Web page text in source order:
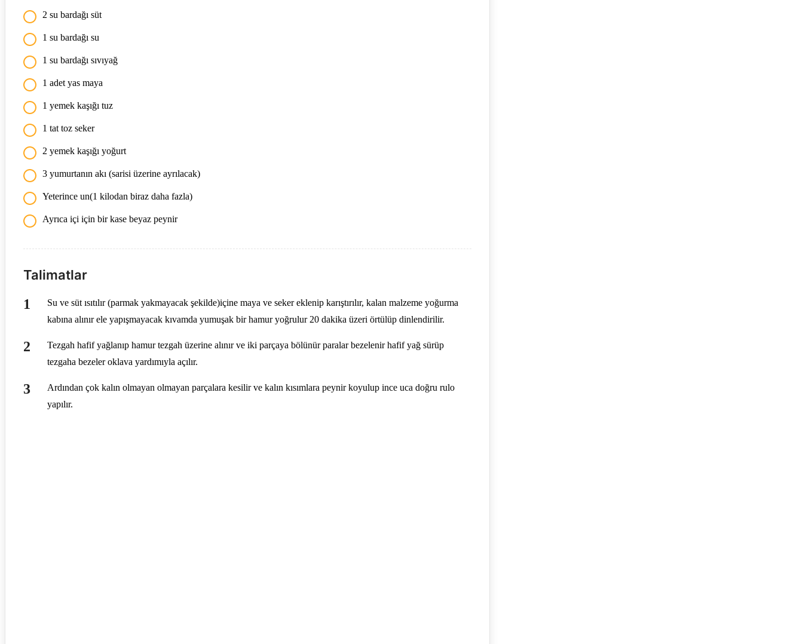
2 su bardağı süt
1 su bardağı su
1 su bardağı sıvıyağ
1 adet yas maya
1 yemek kaşığı tuz
1 tat toz seker
2 yemek kaşığı yoğurt
3 yumurtanın akı (sarisi üzerine ayrılacak)
Yeterince un(1 kilodan biraz daha fazla)
Ayrıca içi için bir kase beyaz peynir
Talimatlar
Su ve süt ısıtılır (parmak yakmayacak şekilde)içine maya ve seker eklenip karıştırılır, kalan malzeme yoğurma
kabına alınır ele yapışmayacak kıvamda yumuşak bir hamur yoğrulur 20 dakika üzeri örtülüp dinlendirilir.
Tezgah hafif yağlanıp hamur tezgah üzerine alınır ve iki parçaya bölünür paralar bezelenir hafif yağ sürüp
tezgaha bezeler oklava yardımıyla açılır.
Ardından çok kalın olmayan olmayan parçalara kesilir ve kalın kısımlara peynir koyulup ince uca doğru rulo
yapılır.